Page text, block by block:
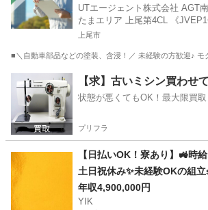
UTエージェント株式会社 AGT
たまエリア 上尾第4CL 《
上尾市
■＼自動車部品などの塗装、含浸！／ 未経験の方歓迎♪
埼玉 上尾市 機械
【求】古いミシン買わせ
状態が悪くてもOK！最大限買
プリフラ
【日払いOK！寮あり】🚜時
土日祝休み✨未経験OKの組
年収4,900,000円
YIK